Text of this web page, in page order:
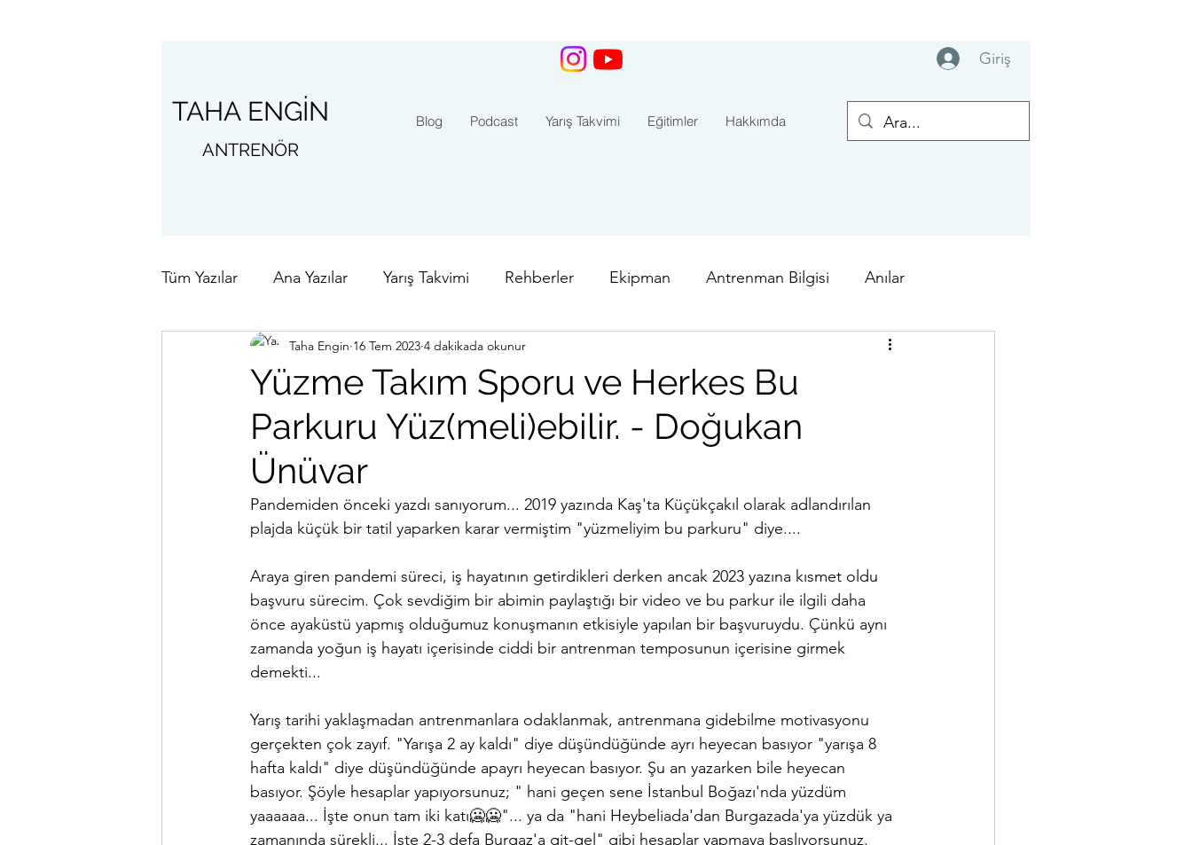
TAHA ENGİN
ANTRENÖR
Blog Podcast Yarış Takvimi Eğitimler Hakkımda
Giriş
Tüm Yazılar Ana Yazılar Yarış Takvimi Rehberler Ekipman Antrenman Bilgisi Anılar
Yeme İçme Gezi Çocuklar İstanbul Boğaz Yarışı
Çanakkale Boğazı Araştırma
Yüzme Takım Sporu ve Herkes Bu
Parkuru Yüz(meli)ebilir. - Doğukan
Ünüvar
Taha Engin 16 Tem 2023 4 dakikada okunur
Pandemiden önceki yazdı sanıyorum... 2019 yazında Kaş'ta Küçükçakıl olarak adlandırılan
plajda küçük bir tatil yaparken karar vermiştim "yüzmeliyim bu parkuru" diye....
Araya giren pandemi süreci, iş hayatının getirdikleri derken ancak 2023 yazına kısmet oldu
başvuru sürecim. Çok sevdiğim bir abimin paylaştığı bir video ve bu parkur ile ilgili daha
önce ayaküstü yapmış olduğumuz konuşmanın etkisiyle yapılan bir başvuruydu. Çünkü aynı
zamanda yoğun iş hayatı içerisinde ciddi bir antrenman temposunun içerisine girmek
demekti...
Yarış tarihi yaklaşmadan antrenmanlara odaklanmak, antrenmana gidebilme motivasyonu
gerçekten çok zayıf. "Yarışa 2 ay kaldı" diye düşündüğünde ayrı heyecan basıyor "yarışa 8
hafta kaldı" diye düşündüğünde apayrı heyecan basıyor. Şu an yazarken bile heyecan
basıyor. Şöyle hesaplar yapıyorsunuz; " hani geçen sene İstanbul Boğazı'nda yüzdüm
yaaaaaa... İşte onun tam iki katı🥶🥶"... ya da "hani Heybeliada'dan Burgazada'ya yüzdük ya
zamanında sürekli... İşte 2-3 defa Burgaz'a git-gel" gibi hesaplar yapmaya başlıyorsunuz.